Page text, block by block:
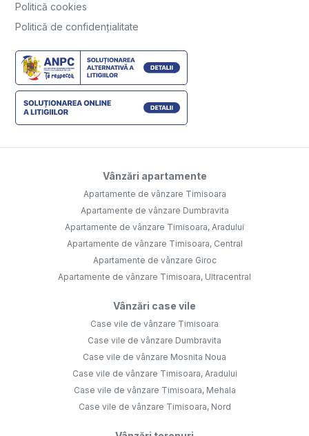
Politică cookies
Politică de confidențialitate
Vânzări apartamente
Apartamente de vânzare Timisoara
Apartamente de vânzare Dumbravita
Apartamente de vânzare Timisoara, Aradului
Apartamente de vânzare Timisoara, Central
Apartamente de vânzare Giroc
Apartamente de vânzare Timisoara, Ultracentral
Vânzări case vile
Case vile de vânzare Timisoara
Case vile de vânzare Dumbravita
Case vile de vânzare Mosnita Noua
Case vile de vânzare Timisoara, Aradului
Case vile de vânzare Timisoara, Mehala
Case vile de vânzare Timisoara, Nord